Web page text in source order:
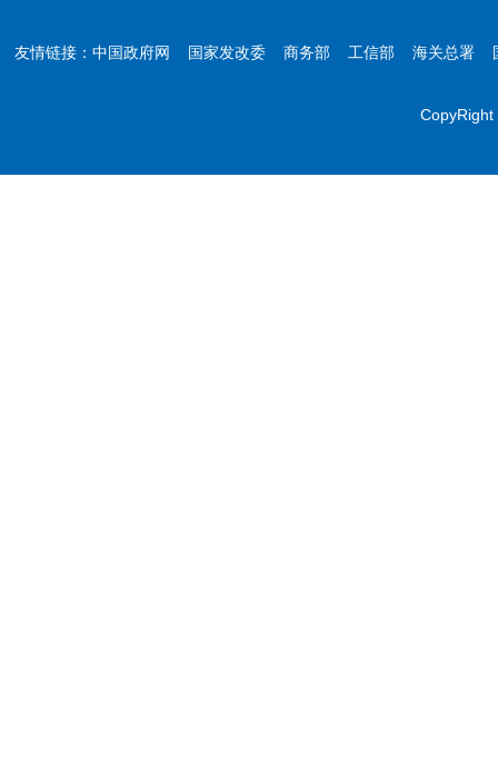
友情链接： 中国政府网 国家发改委 商务部 工信部 海关总署